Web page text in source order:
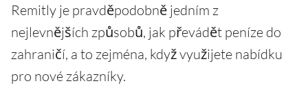
Remitly je pravděpodobně jedním z
nejlevnějších způsobů, jak převádět peníze do
zahraničí, a to zejména, když využijete nabídku
pro nové zákazníky.